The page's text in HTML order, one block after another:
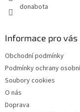
donabota
Informace pro vás
Obchodní podmínky
Podmínky ochrany
Soubory cookies
O nás
Doprava